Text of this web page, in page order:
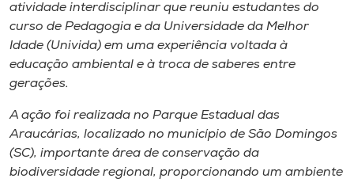
Editora
Rádio
Museu
Unoesc
Store
atividade interdisciplinar que reuniu estudantes do
curso de Pedagogia e da Universidade da Melhor
Idade (Univida) em uma experiência voltada à
educação ambiental e à troca de saberes entre
gerações.
A ação foi realizada no Parque Estadual das
Araucárias, localizado no município de São Domingos
(SC), importante área de conservação da
biodiversidade regional, proporcionando um ambiente